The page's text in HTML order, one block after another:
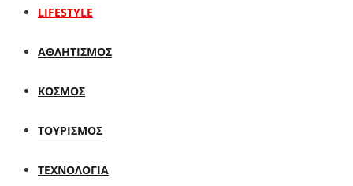
LIFESTYLE
ΑΘΛΗΤΙΣΜΟΣ
ΚΟΣΜΟΣ
ΤΟΥΡΙΣΜΟΣ
ΤΕΧΝΟΛΟΓΙΑ